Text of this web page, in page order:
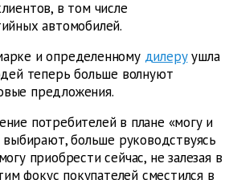
в том числе
автомобилей.
и определенному дилеруушла
теперь больше волнуют
предложения.
потребителей в плане «могу и
выбирают, больше руководствуясь
приобрести сейчас, не залезая в
фокус покупателей сместился в